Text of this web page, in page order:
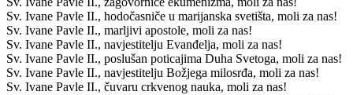
Sv. Ivane Pavle II., hodočasniče u marijanska svetišta, moli za nas!
Sv. Ivane Pavle II., marljivi apostole, moli za nas!
Sv. Ivane Pavle II., navjestitelju Evanđelja, moli za nas!
Sv. Ivane Pavle II., poslušan poticajima Duha Svetoga, moli za nas!
Sv. Ivane Pavle II., navjestitelju Božjega milosrđa, moli za nas!
Sv. Ivane Pavle II., čuvaru crkvenog nauka, moli za nas!